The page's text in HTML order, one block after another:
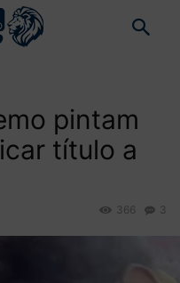
pintam
título a
3
366